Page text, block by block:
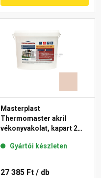
Masterplast
Thermomaster akril
vékonyvakolat, kapart 2
Gyártói készleten
27 385 Ft / db